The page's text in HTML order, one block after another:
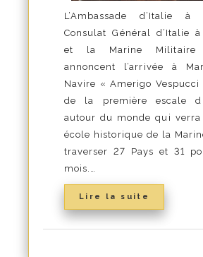
L’Ambassade d’Italie
Consulat Général d’Italie
et la Marine Militaire
annoncent l’arrivée à
Navire « Amerigo Vespucci
de la première escale
autour du monde qui verra
école historique de la
traverser 27 Pays et 31
mois.…
Lire la suite